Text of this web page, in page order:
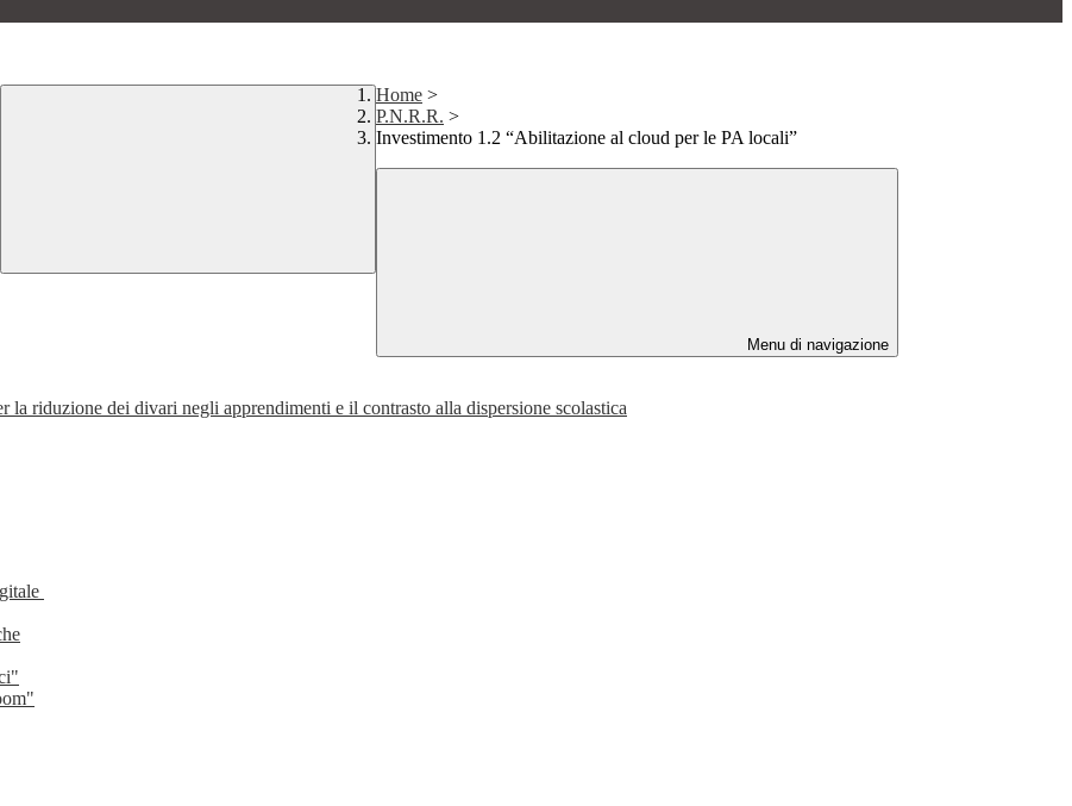
Home >
P.N.R.R. >
Investimento 1.2 “Abilitazione al cloud per le PA locali”
Menu di navigazione
riduzione dei divari negli apprendimenti e il contrasto alla dispersione scolastica